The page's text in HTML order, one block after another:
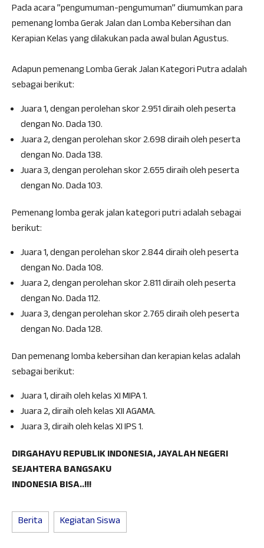
Pada acara ”pengumuman-pengumuman” diumumkan para
pemenang lomba Gerak Jalan dan Lomba Kebersihan dan
Kerapian Kelas yang dilakukan pada awal bulan Agustus.
Adapun pemenang Lomba Gerak Jalan Kategori Putra adalah
sebagai berikut:
Juara 1, dengan perolehan skor 2.951 diraih oleh peserta
dengan No. Dada 130.
Juara 2, dengan perolehan skor 2.698 diraih oleh peserta
dengan No. Dada 138.
Juara 3, dengan perolehan skor 2.655 diraih oleh peserta
dengan No. Dada 103.
Pemenang lomba gerak jalan kategori putri adalah sebagai
berikut:
Juara 1, dengan perolehan skor 2.844 diraih oleh peserta
dengan No. Dada 108.
Juara 2, dengan perolehan skor 2.811 diraih oleh peserta
dengan No. Dada 112.
Juara 3, dengan perolehan skor 2.765 diraih oleh peserta
dengan No. Dada 128.
Dan pemenang lomba kebersihan dan kerapian kelas adalah
sebagai berikut:
Juara 1, diraih oleh kelas XI MIPA 1.
Juara 2, diraih oleh kelas XII AGAMA.
Juara 3, diraih oleh kelas XI IPS 1.
DIRGAHAYU REPUBLIK INDONESIA, JAYALAH NEGERI
SEJAHTERA BANGSAKU
INDONESIA BISA..!!!
Berita Kegiatan Siswa